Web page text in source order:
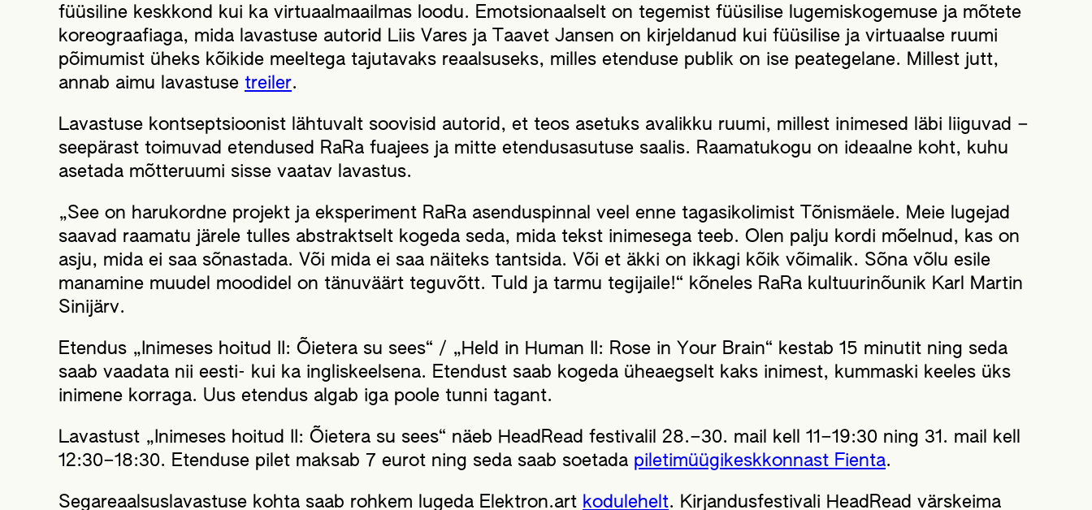
füüsiline keskkond kui ka virtuaalmaailmas loodu. Emotsionaalselt on tegemist füüsilise lugemiskogemuse ja mõtete
koreograafiaga, mida lavastuse autorid Liis Vares ja Taavet Jansen on kirjeldanud kui füüsilise ja virtuaalse ruumi
põimumist üheks kõikide meeltega tajutavaks reaalsuseks, milles etenduse publik on ise peategelane. Millest jutt,
annab aimu lavastuse treiler.
Lavastuse kontseptsioonist lähtuvalt soovisid autorid, et teos asetuks avalikku ruumi, millest inimesed läbi liiguvad –
seepärast toimuvad etendused RaRa fuajees ja mitte etendusasutuse saalis. Raamatukogu on ideaalne koht, kuhu
asetada mõtteruumi sisse vaatav lavastus.
„See on harukordne projekt ja eksperiment RaRa asenduspinnal veel enne tagasikolimist Tõnismäele. Meie lugejad
saavad raamatu järele tulles abstraktselt kogeda seda, mida tekst inimesega teeb. Olen palju kordi mõelnud, kas on
asju, mida ei saa sõnastada. Või mida ei saa näiteks tantsida. Või et äkki on ikkagi kõik võimalik. Sõna võlu esile
manamine muudel moodidel on tänuväärt teguvõtt. Tuld ja tarmu tegijaile!“ kõneles RaRa kultuurinõunik Karl Martin
Sinijärv.
Etendus „Inimeses hoitud II: Õietera su sees“ / „Held in Human II: Rose in Your Brain“ kestab 15 minutit ning seda
saab vaadata nii eesti- kui ka ingliskeelsena. Etendust saab kogeda üheaegselt kaks inimest, kummaski keeles üks
inimene korraga. Uus etendus algab iga poole tunni tagant.
Lavastust „Inimeses hoitud II: Õietera su sees“ näeb HeadRead festivalil 28.–30. mail kell 11–19:30 ning 31. mail kell
12:30–18:30. Etenduse pilet maksab 7 eurot ning seda saab soetada piletimüügikeskkonnast Fienta.
Segareaalsuslavastuse kohta saab rohkem lugeda Elektron.art kodulehelt. Kirjandusfestivali HeadRead värskeima